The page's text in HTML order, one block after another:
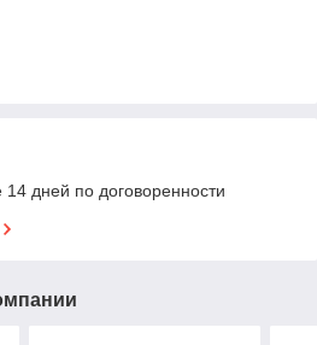
14 дней по договоренности